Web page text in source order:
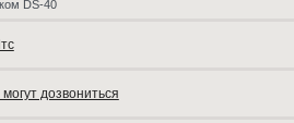
DS-40
дозвониться